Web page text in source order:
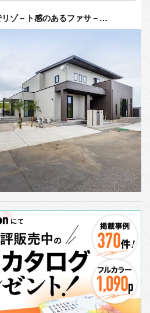
ゾ－ト感のあるファサ－…